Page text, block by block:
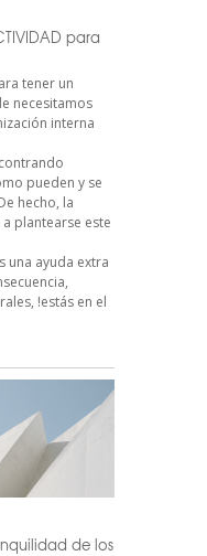
para
tener un
necesitamos
interna
pueden y se
hecho, la
plantearse este
una ayuda extra
!estás en el
de los